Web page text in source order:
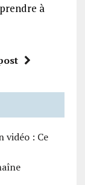
à
vidéo : Ce